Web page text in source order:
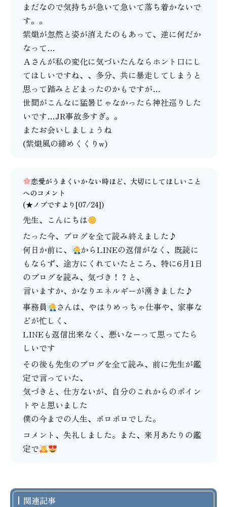
まだなので気持ちが急いて急いて落ち着かないで
す。。
紫熾が忽然と姿が消えたのもあって、逆に何だか
なって…
Ａさんが私の変化に気づいたんならホント口にし
てほしいですね、、多分、共に暴走してしまうと
思って踏みとどまったのかもですが…
世間がこんなに猛暑じゃなかったら神社巡りした
いです…JR事故多すぎ。。
またお会いしましょうね
(紫熾風の締めくくりw)
恋愛がうまくいかない時ほど、大切にしてほしいこと
へのコメント
(★ノブですより[07/24])
先生、こんにちは
たった今、ブログを全て読み終えました♪
何日か前に、
からLINEの返信がなく、既読に
もならず、途方にくれていたところ、特に6月1日
のブログを読み、気づき！？と、
言いますか、かなりエネルギーが湧きました♪
事務員
さんは、やはりめっちゃ仕事や、家事な
どが忙しく、
LINEも返信出来なく、悪いなーって思ってたら
しいです
その後も先生のブログを全て読み、前に先生が鑑
定で言っていた、
気づきと、仕方ないが、自分のこれからのポイン
トやと思いました
僕の今までの人生、ボロボロでした。
コメント、失礼しました。また、来月あたりの鑑
定で
関連記事